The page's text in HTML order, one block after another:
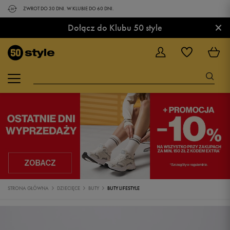
ZWROT DO 30 DNI. W KLUBIE DO 60 DNI.
Dołącz do Klubu 50 style ×
STRONA GŁÓWNA DZIECIĘCE BUTY BUTY LIFESTYLE